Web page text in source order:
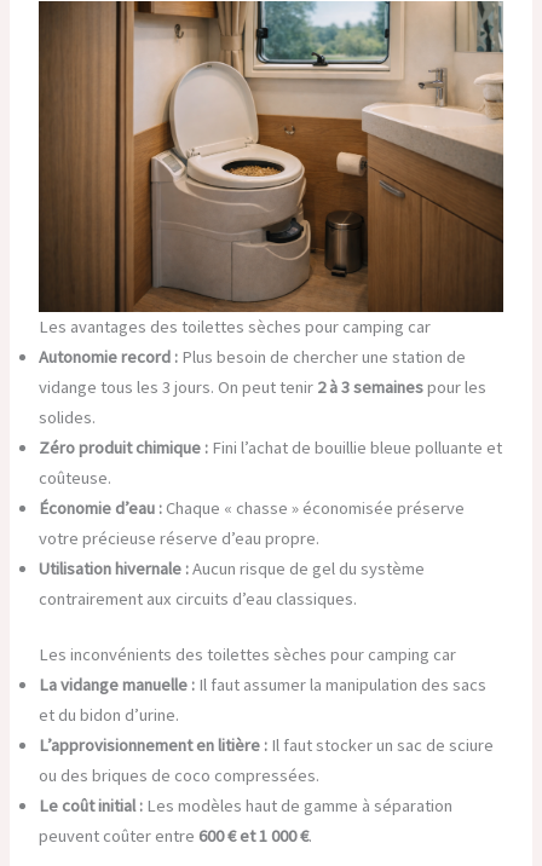
Les avantages des toilettes sèches pour camping car
Autonomie record :Plus besoin de chercher une station de
vidange tous les 3 jours. On peut tenir 2 à 3 semainespour les
solides.
Zéro produit chimique :Fini l’achat de bouillie bleue polluante et
coûteuse.
Économie d’eau :Chaque « chasse » économisée préserve
votre précieuse réserve d’eau propre.
Utilisation hivernale :Aucun risque de gel du système
contrairement aux circuits d’eau classiques.
Les inconvénients des toilettes sèches pour camping car
La vidange manuelle :Il faut assumer la manipulation des sacs
et du bidon d’urine.
L’approvisionnement en litière :Il faut stocker un sac de sciure
ou des briques de coco compressées.
Le coût initial :Les modèles haut de gamme à séparation
peuvent coûter entre 600 € et 1 000 €.